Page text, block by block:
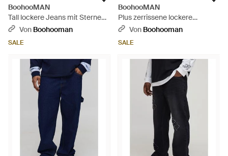
BoohooMAN
Tall lockere Jeans mit Sternen-
Applikation - Blau
Von Boohooman
SALE
BoohooMAN
Plus zerrissene lockere
Stonewash Jeans mit
Von Boohooman
SALE